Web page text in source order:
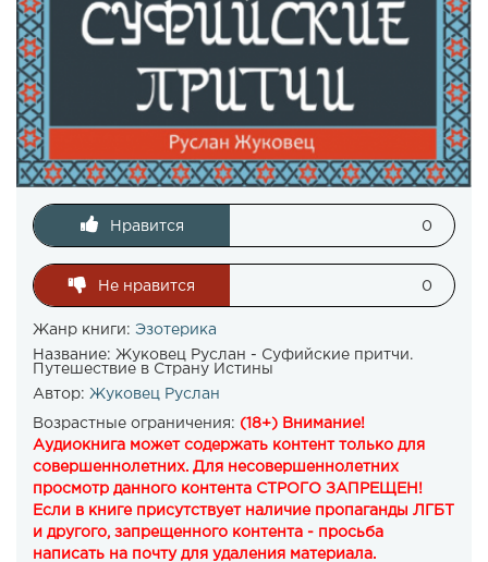
Нравится 0
Не нравится 0
Жанр книги: Эзотерика
Название: Жуковец Руслан - Суфийские притчи.
Путешествие в Страну Истины
Автор: Жуковец Руслан
Возрастные ограничения: (18+) Внимание!
Аудиокнига может содержать контент только для
совершеннолетних. Для несовершеннолетних
просмотр данного контента СТРОГО ЗАПРЕЩЕН!
Если в книге присутствует наличие пропаганды ЛГБТ
и другого, запрещенного контента - просьба
написать на почту для удаления материала.